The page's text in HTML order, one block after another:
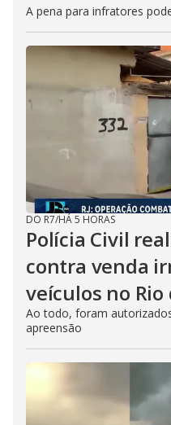
A pena para infratores
DO R7/HÁ 5 HORAS
Polícia Civil
contra venda
veículos no Rio
Ao todo, foram
apreensão